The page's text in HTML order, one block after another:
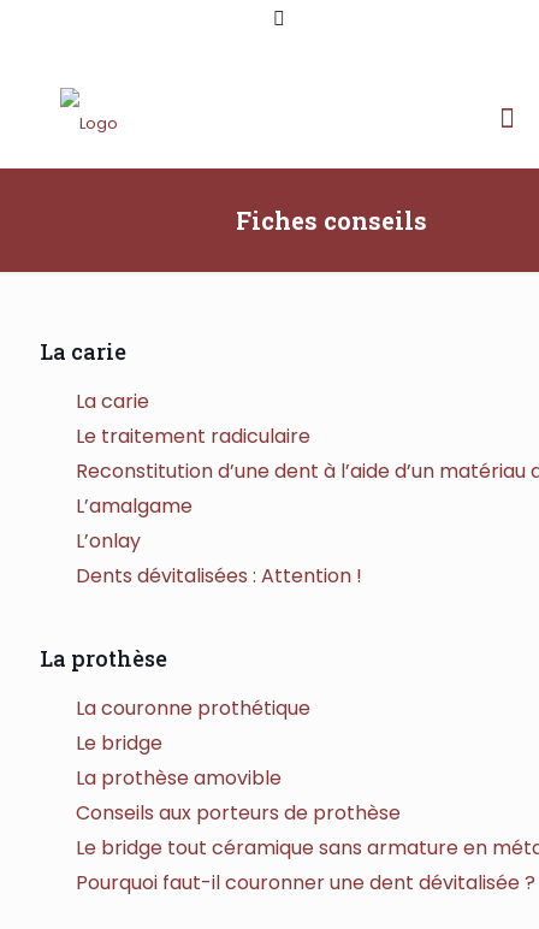
Fiches conseils
La carie
La carie
Le traitement radiculaire
Reconstitution d’une dent à l’aide d’un
L’amalgame
L’onlay
Dents dévitalisées : Attention !
La prothèse
La couronne prothétique
Le bridge
La prothèse amovible
Conseils aux porteurs de prothèse
Le bridge tout céramique sans armature en
Pourquoi faut-il couronner une dent dévitalisée ?